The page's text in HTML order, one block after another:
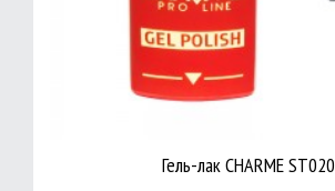
Гель-лак CHARME ST020